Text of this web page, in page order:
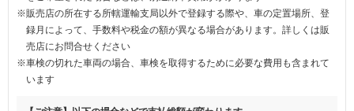
※販売店の所在する所轄運輸支局以外で登録する際や、車の定置場所、登
録月によって、手数料や税金の額が異なる場合があります。詳しくは販
売店にお問合せください
※車検の切れた車両の場合、車検を取得するために必要な費用も含まれて
います